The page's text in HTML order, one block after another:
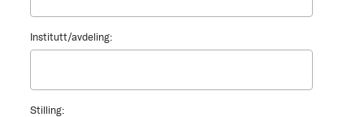
Institutt/avdeling:
Stilling: